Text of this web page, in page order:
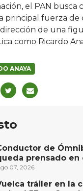
el PAN busca
principal fuerza de
de una
como Ricardo
ANAYA
de
prensado en
en San
07, 2026
tráiler en la